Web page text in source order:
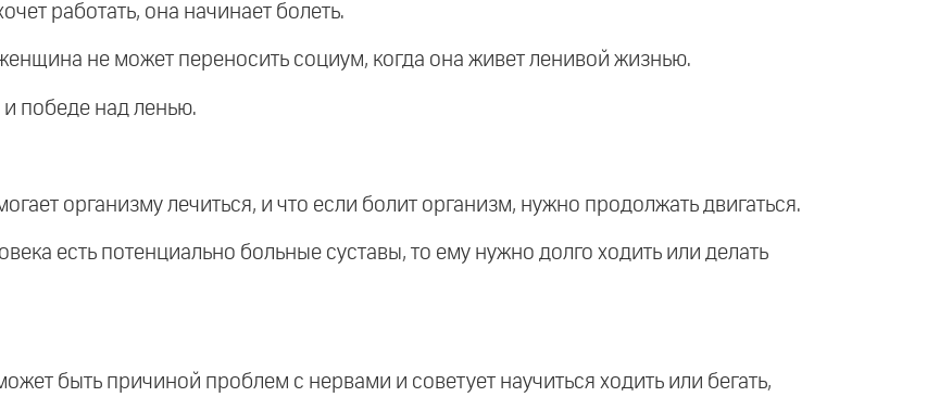
работать, она начинает болеть.
не может переносить социум, когда она живет ленивой жизнью.
победе над ленью.
организму лечиться, и что если болит организм, нужно продолжать двигаться.
есть потенциально больные суставы, то ему нужно долго ходить или делать
быть причиной проблем с нервами и советует научиться ходить или бегать,